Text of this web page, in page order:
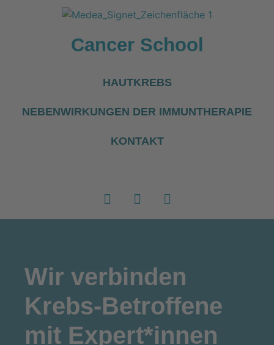
Cancer School
HAUTKREBS
NEBENWIRKUNGEN DER IMMUNTHERAPIE
KONTAKT
Wir verbinden
Krebs-Betroffene
mit Expert*innen